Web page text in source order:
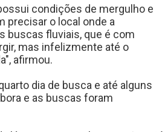
condições de mergulho e
precisar o local onde a
buscas fluviais, que é com
mas infelizmente até o
afirmou.
dia de busca e até alguns
e as buscas foram